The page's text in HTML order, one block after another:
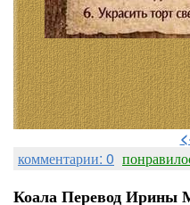
комментарии: 0
Коала Перевод Ирины